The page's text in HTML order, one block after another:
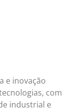
e inovação
com
industrial e